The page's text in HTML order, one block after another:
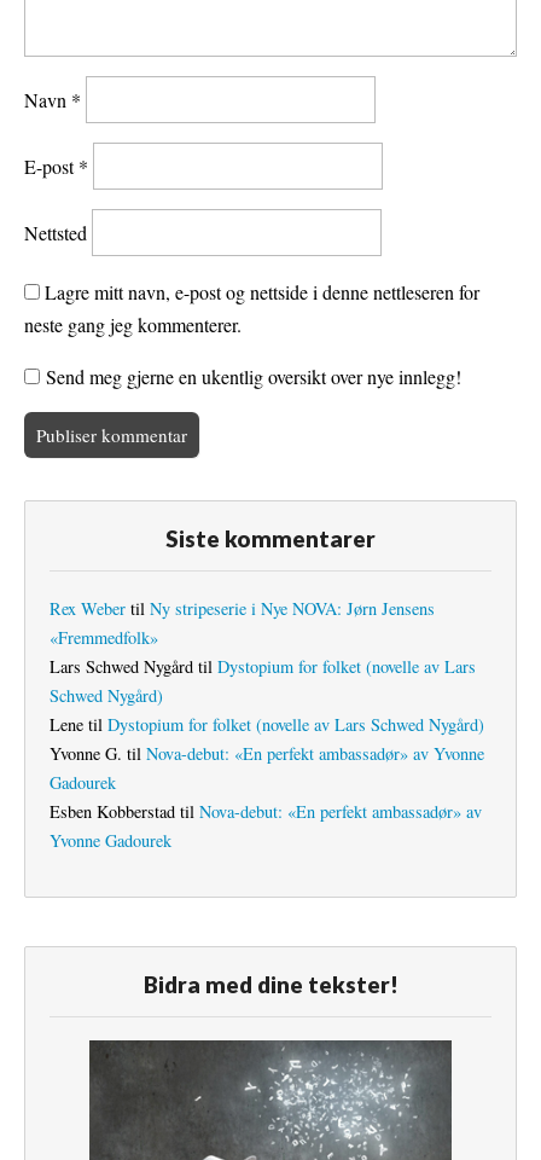
Navn *
E-post*
Nettsted
Lagre mitt navn, e-post og nettside i denne nettleseren for
neste gang jeg kommenterer.
Send meg gjerne en ukentlig oversikt over nye innlegg!
Siste kommentarer
Rex Weber til Ny stripeserie i Nye NOVA: Jørn Jensens
«Fremmedfolk»
Lars Schwed Nygård til Dystopium for folket (novelle av Lars
Schwed Nygård)
Lene til Dystopium for folket (novelle av Lars Schwed Nygård)
Yvonne G. til Nova-debut: «En perfekt ambassadør» av Yvonne
Gadourek
Esben Kobberstad til Nova-debut: «En perfekt ambassadør» av
Yvonne Gadourek
Bidra med dine tekster!